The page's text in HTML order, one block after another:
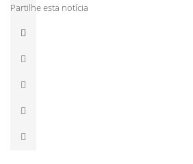
Partilhe esta notícia